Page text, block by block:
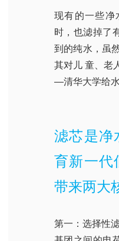
现有的一些净
时，也滤掉了
到的纯水，虽
其对儿 童、老
—清华大学给
滤芯是净
育新一代
带来两大
第一：选择性